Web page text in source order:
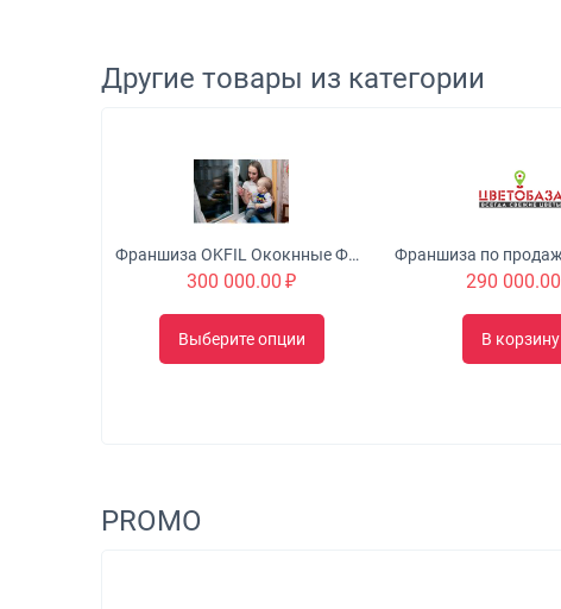
Другие товары из категории
Франшиза OKFIL Ококнные Фильтры. Свежий воздух - в каждый дом! Продажа и установка оконных фильтров, а также сменных картриджей к ним.
300 000.00 ₽
Выберите опции
290 000.00
В корзину
PROMO